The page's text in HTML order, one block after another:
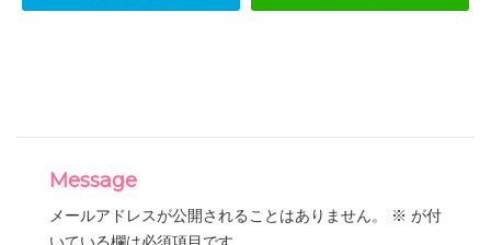
Message
メールアドレスが公開されることはありません。 ※ が付